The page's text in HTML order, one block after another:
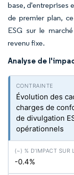
base, d'entreprises
de premier plan,
ESG sur le
revenu fixe.
Analyse de
Évolution des
charges de
de divulgation
opérationnels
-0.4%